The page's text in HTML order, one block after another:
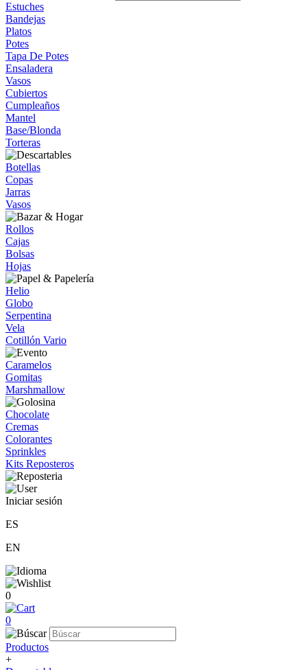
Estuches
Bandejas
Platos
Potes
Tapa De Potes
Ensaladera
Vasos
Cubiertos
Cumpleaños
Mantel
Base/Blonda
Torteras
Botellas
Copas
Jarras
Vasos
Rollos
Cajas
Bolsas
Hojas
Helio
Globo
Serpentina
Vela
Cotillón Vario
Caramelos
Gomitas
Marshmallow
Chocolate
Cremas
Colorantes
Sprinkles
Kits Reposteros
Iniciar sesión
ES
EN
0
0
Productos
+